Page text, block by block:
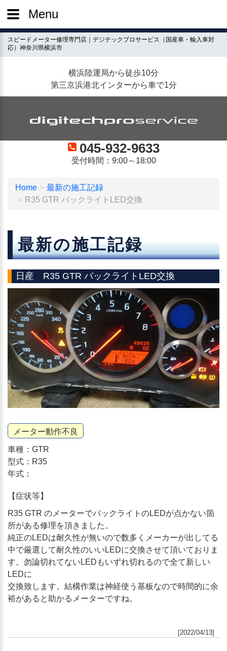
スピードメーター修理専門店｜デジテックプロサービス（国産車・輸入車対
応）神奈川県横浜市
横浜陸運局から徒歩10分
第三京浜港北インターから車で1分
045-932-9633
受付時間：9:00～18:00
Home
最新の施工記録
R35 GTR バックライトLED交換
最新の施工記録
日産 R35 GTR バックライトLED交換
メーター動作不良
車種：GTR
型式：R35
年式：
【症状等】
R35 GTR のメーターでバックライトのLEDが点かない箇
所がある修理を頂きました。
純正のLEDは耐久性が無いので数多くメーカーが出してる
中で厳選して耐久性のいいLEDに交換させて頂いておりま
す。勿論切れてないLEDもいずれ切れるので全て新しい
LEDに
交換致します。結構作業は神経使う基板なので時間的に余
裕があると助かるメーターですね。
[2022/04/13]
Menu